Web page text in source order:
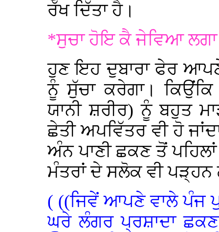
ਰੱਖ ਦਿੱਤਾ ਹੈ।
*ਸੁਚਾ ਹੋਇ ਕੈ ਜੇਵਿਆ
ਹੁਣ ਇਹ ਦੁਬਾਰਾ ਫੇਰ
ਨੂੰ ਸੁੱਚਾ ਕਰੇਗਾ।
ਯਾਨੀ ਸ਼ਰੀਰ) ਨੂੰ ਬਹੁਤ
ਛੇਤੀ ਅਪਵਿੱਤਰ ਵੀ ਹੋ
ਅੰਨ ਪਾਣੀ ਛਕਣ ਤੋਂ
ਮੰਤਰਾਂ ਦੇ ਸਲੋਕ ਵੀ ਪੜ੍ਹਨ
( ((ਜਿਵੇਂ ਆਪਣੇ ਵਾਲੇ ਪੰਜ
ਘਰੇ ਲੰਗਰ ਪ੍ਰਸ਼ਾਦਾ